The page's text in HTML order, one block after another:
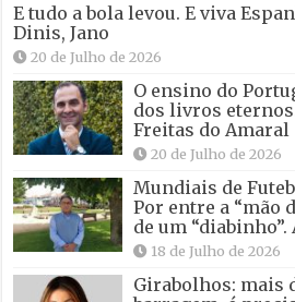
E tudo a bola levou. E viva
Dinis, Jano
20 de Julho de 2026
O ensino do
dos livros
Freitas do Amaral
20 de Julho de 2026
Mundiais de
Por entre a “mão
de um
18 de Julho de 2026
Girabolhos: mais